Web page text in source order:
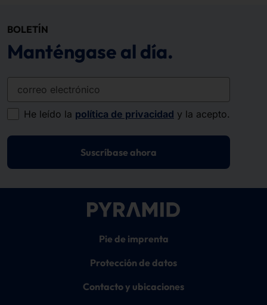
BOLETÍN
Manténgase al día.
correo electrónico
He leído la política de privacidad y la acepto.
Suscríbase ahora
Pie de imprenta
Protección de datos
Contacto y ubicaciones